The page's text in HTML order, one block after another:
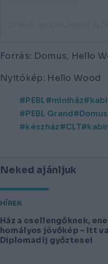
Forrás: Domus, Hello
Nyitókép: Hello Wood
PEBL miniház
PEBL Grand
Domus
készház
CLT
Neked ajánljuk
HÍREK
Ház a csellengőknek,
homályos jövőkép – Itt
Diplomadíj győztesei